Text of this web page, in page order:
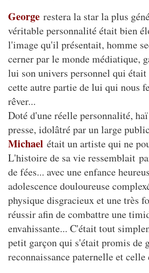
George restera la star la plus
véritable personnalité était bien
l'image qu'il présentait, homme
cerner par le monde médiatique,
lui son univers personnel qui
cette autre partie de lui qui nous
rêver...
Doté d'une réelle personnalité,
presse, idolâtré par un large
Michael était un artiste qui ne
L'histoire de sa vie ressemblait
de fées... avec une enfance
adolescence douloureuse
physique disgracieux et une très
réussir afin de combattre une
envahissante... C'était tout
petit garçon qui s'était promis de
reconnaissance paternelle et